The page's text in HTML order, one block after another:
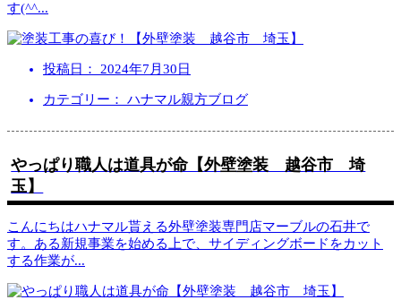
す(^^...
投稿日： 2024年7月30日
カテゴリー： ハナマル親方ブログ
やっぱり職人は道具が命【外壁塗装 越谷市 埼
玉】
こんにちはハナマル貰える外壁塗装専門店マーブルの石井で
す。ある新規事業を始める上で、サイディングボードをカット
する作業が...